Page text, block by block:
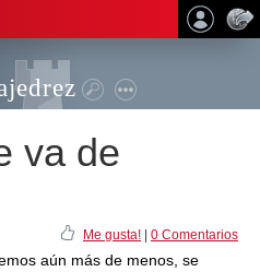
va de
Me gusta! 0 Comentarios
aún más de menos, se